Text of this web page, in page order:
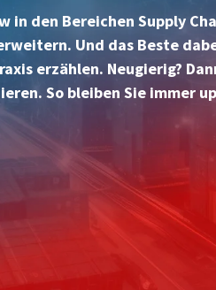
in den Bereichen Supply
Und das Beste
erzählen. Neugierig?
So bleiben Sie immer